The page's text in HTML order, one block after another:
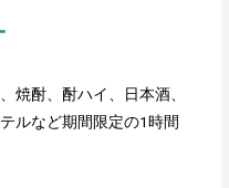
焼酎、酎ハイ、日本酒、
ルなど期間限定の1時間